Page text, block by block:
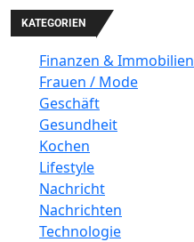
KATEGORIEN
Finanzen & Immobilien
Frauen / Mode
Geschäft
Gesundheit
Kochen
Lifestyle
Nachricht
Nachrichten
Technologie